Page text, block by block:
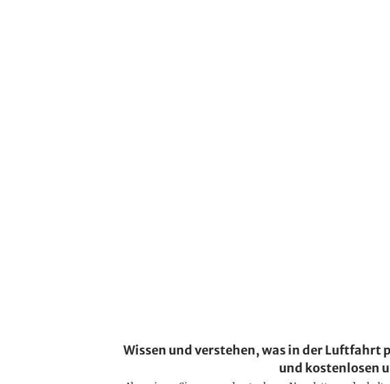
Wissen und verstehen, was in der Luftfahrt
und kostenlosen